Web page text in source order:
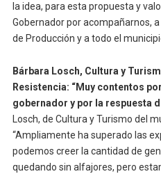
la idea, para esta propuesta y
Gobernador por acompañarnos,
de Producción y a todo el
Bárbara Losch, Cultura y
Resistencia: “Muy contentos
gobernador y por la respuesta
Losch, de Cultura y Turismo del
“Ampliamente ha superado las
podemos creer la cantidad de
quedando sin alfajores, pero